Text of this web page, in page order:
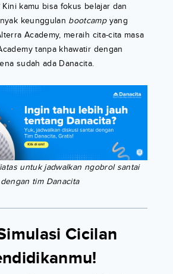
kamu bisa fokus belajar dan
keunggulan bootcampyang
Academy, meraih cita-cita masa
tanpa khawatir dengan
sudah ada Danacita.
untuk jadwalkan ngobrol santai
dengan tim Danacita
Cicilan